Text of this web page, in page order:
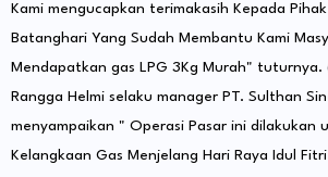
Kami mengucapkan terimakasih Kepada
Batanghari Yang Sudah Membantu Kami
Mendapatkan gas LPG 3Kg Murah" tuturnya.
Rangga Helmi selaku manager PT. Sulthan
menyampaikan " Operasi Pasar ini dilakukan
Kelangkaan Gas Menjelang Hari Raya Idul